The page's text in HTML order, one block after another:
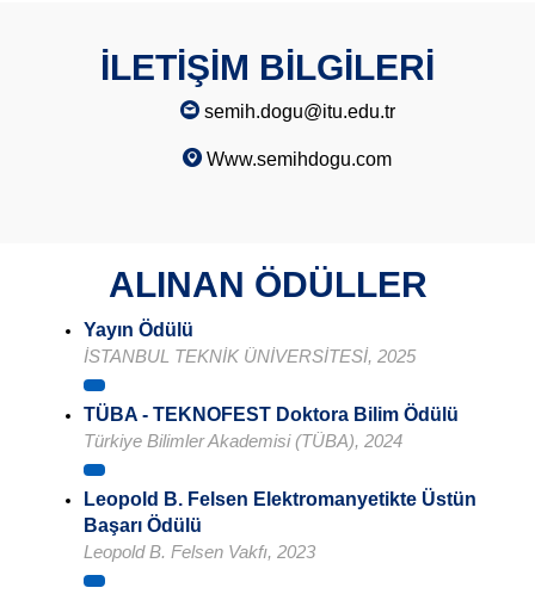
İLETİŞİM BİLGİLERİ
semih.dogu@itu.edu.tr
Www.semihdogu.com
ALINAN ÖDÜLLER
Yayın Ödülü
İSTANBUL TEKNİK ÜNİVERSİTESİ, 2025
TÜBA - TEKNOFEST Doktora Bilim Ödülü
Türkiye Bilimler Akademisi (TÜBA), 2024
Leopold B. Felsen Elektromanyetikte Üstün
Başarı Ödülü
Leopold B. Felsen Vakfı, 2023